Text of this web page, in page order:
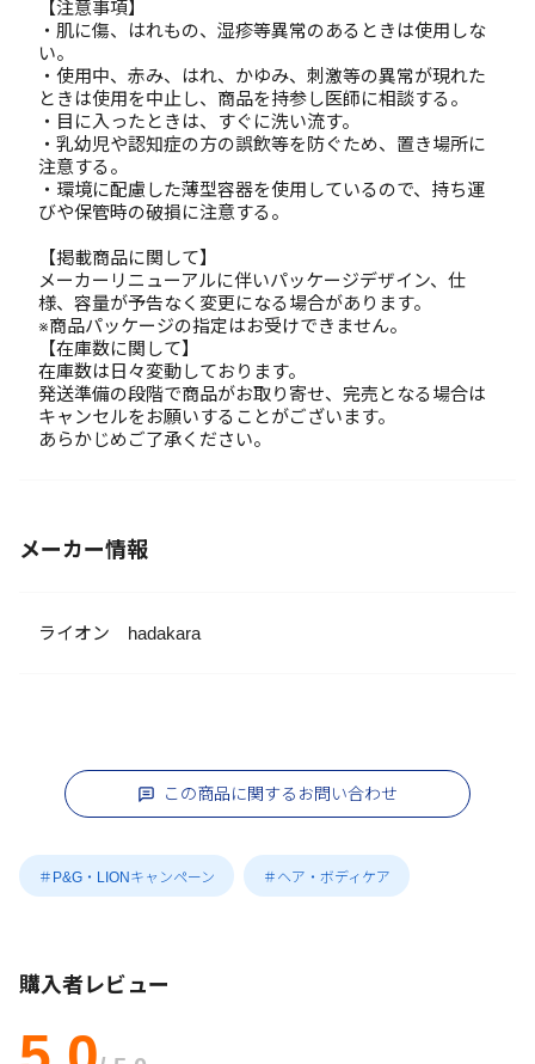
【注意事項】
・肌に傷、はれもの、湿疹等異常のあるときは使用しな
い。
・使用中、赤み、はれ、かゆみ、刺激等の異常が現れた
ときは使用を中止し、商品を持参し医師に相談する。
・目に入ったときは、すぐに洗い流す。
・乳幼児や認知症の方の誤飲等を防ぐため、置き場所に
注意する。
・環境に配慮した薄型容器を使用しているので、持ち運
びや保管時の破損に注意する。
【掲載商品に関して】
メーカーリニューアルに伴いパッケージデザイン、仕
様、容量が予告なく変更になる場合があります。
※商品パッケージの指定はお受けできません。
【在庫数に関して】
在庫数は日々変動しております。
発送準備の段階で商品がお取り寄せ、完売となる場合は
キャンセルをお願いすることがございます。
あらかじめご了承ください。
メーカー情報
ライオン hadakara
この商品に関するお問い合わせ
＃P&G・LIONキャンペーン ＃ヘア・ボディケア
購入者レビュー